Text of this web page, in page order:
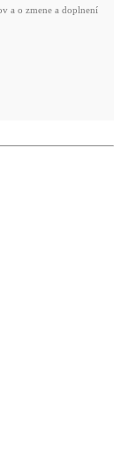
a o zmene a doplnení